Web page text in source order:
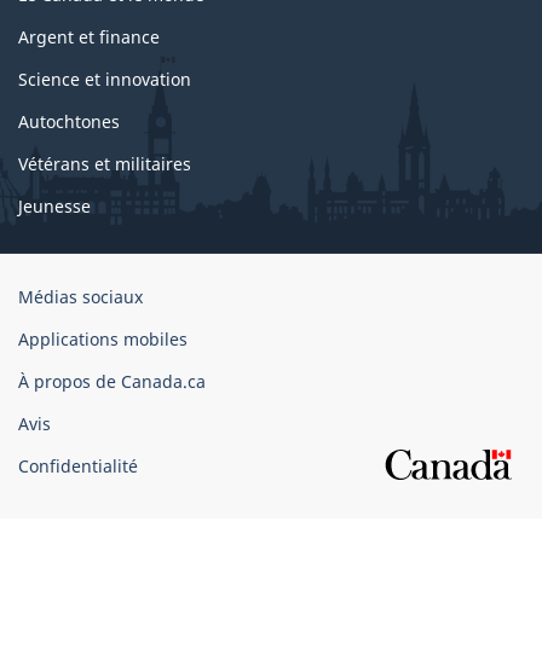
Argent et finance
Science et innovation
Autochtones
Vétérans et militaires
Jeunesse
Organisation
gouvernement
du
Canada
Médias sociaux
Applications mobiles
À propos de Canada.ca
Avis
Confidentialité